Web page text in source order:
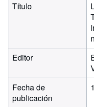
Título
Editor
Fecha de
publicación